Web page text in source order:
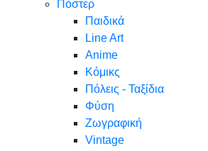
Πόστερ
Παιδικά
Line Art
Anime
Κόμικς
Πόλεις - Ταξίδια
Φύση
Ζωγραφική
Vintage